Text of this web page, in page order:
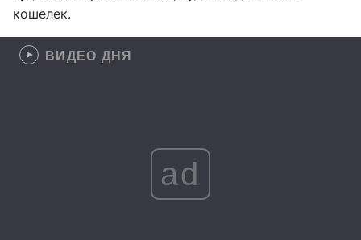
кошелек.
ВИДЕО ДНЯ
ad